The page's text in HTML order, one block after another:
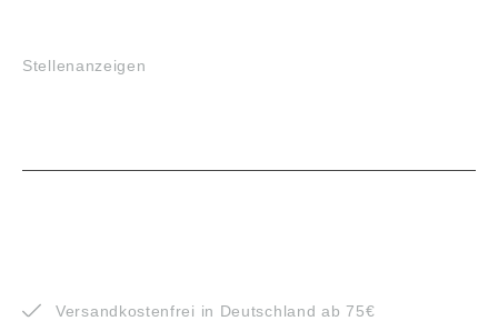
Stellenanzeigen
Versandkostenfrei in Deutschland ab 75€